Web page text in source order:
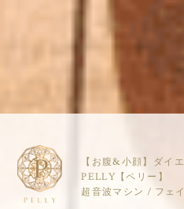
【お腹&小顔】ダイ
PELLY【ペリー】
超音波マシン / フェ